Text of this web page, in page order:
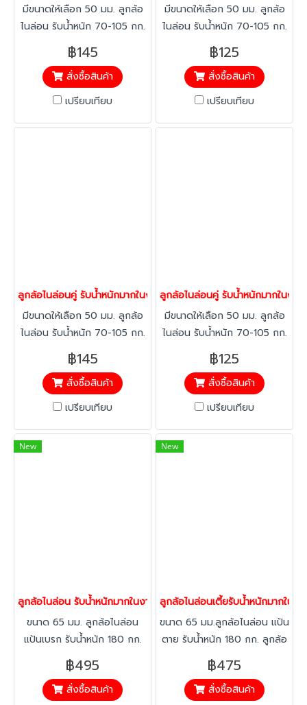
มีขนาดให้เลือก 50 มม. ลูกล้อ
ไนล่อน รับน้ำหนัก 70-105 กก.
ลูกล้อขนาดเล็กแต่รับน้ำหนักได้
มากและหมุนคล่องตัว
฿145
สั่งซื้อสินค้า
เปรียบเทียบ
มีขนาดให้เลือก 50 มม. ลูกล้อ
ไนล่อน รับน้ำหนัก 70-105 กก.
ลูกล้อขนาดเล็กแต่รับน้ำหนักได้
มากและหมุนคล่องตัว
฿125
สั่งซื้อสินค้า
เปรียบเทียบ
ลูกล้อไนล่อนคู่ รับน้ำหนักมากในงานจำกัดความสูง แป้นเบรก Low
มีขนาดให้เลือก 50 มม. ลูกล้อ
ไนล่อน รับน้ำหนัก 70-105 กก.
ลูกล้อขนาดเล็กแต่รับน้ำหนักได้
มากและหมุนคล่องตัว
฿145
สั่งซื้อสินค้า
เปรียบเทียบ
ลูกล้อไนล่อนคู่ รับน้ำหนักมากในงา
มีขนาดให้เลือก 50 มม. ลูกล้อ
ไนล่อน รับน้ำหนัก 70-105 กก.
ลูกล้อขนาดเล็กแต่รับน้ำหนักได้
มากและหมุนคล่องตัว
฿125
สั่งซื้อสินค้า
เปรียบเทียบ
New
ลูกล้อไนล่อน รับน้ำหนักมากในงานที่จำกัดความสูง แป้นเบรก รับน้ำหนัก
ขนาด 65 มม. ลูกล้อไนล่อน
แป้นเบรก รับน้ำหนัก 180 กก.
ลูกล้อขนาดเล็กแต่รับน้ำหนักได้
มากและหมุนคล่องตัว
฿495
สั่งซื้อสินค้า
New
ลูกล้อไนล่อนเตี้ยรับน้ำหนักมากในง
ขนาด 65 มม.ลูกล้อไนล่อน แป้น
ตาย รับน้ำหนัก 180 กก. ลูกล้อ
ขนาดเล็กแต่รับน้ำหนักได้มาก
฿475
สั่งซื้อสินค้า